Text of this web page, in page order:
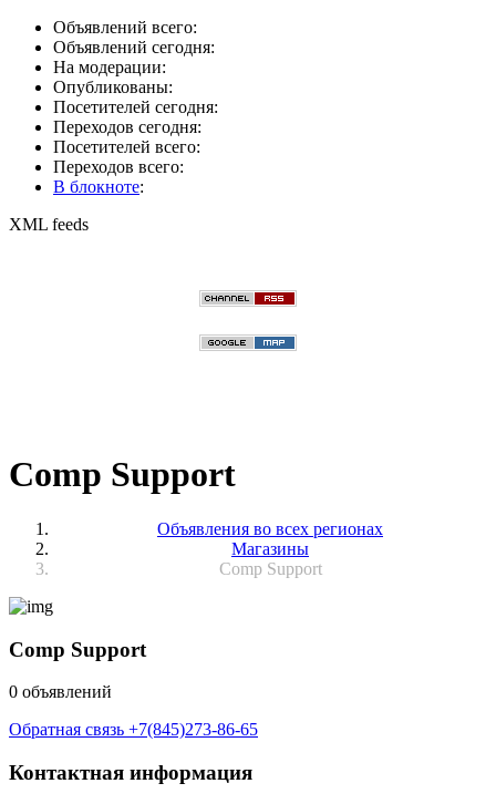
Объявлений всего:
Объявлений сегодня:
На модерации:
Опубликованы:
Посетителей сегодня:
Переходов сегодня:
Посетителей всего:
Переходов всего:
В блокноте:
XML feeds
Comp Support
Объявления во всех регионах
Магазины
Comp Support
Comp Support
0 объявлений
Обратная связь +7(845)273-86-65
Контактная информация